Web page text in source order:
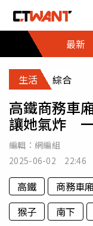
最新
生活 綜合
高鐵商務車
讓她氣炸
編輯： 網編組
2025-06-02 22:46
高鐵 商務車
猴子
南下